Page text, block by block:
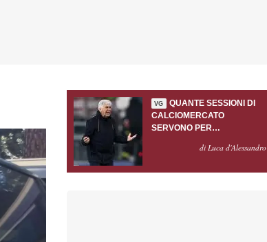
VG
QUANTE SESSIONI DI
CALCIOMERCATO
SERVONO PER
GASPERINI?di Luca d'Alessandro